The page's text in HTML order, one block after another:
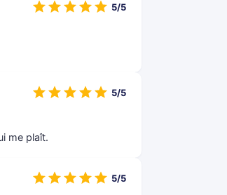
5/5
me plaît.
5/5
5/5